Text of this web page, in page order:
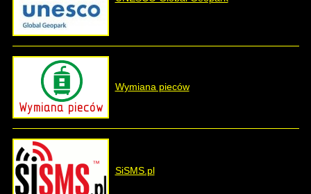
Wymiana pieców
SiSMS.pl